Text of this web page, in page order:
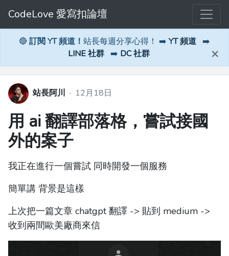
CodeLove 愛寫扣論壇
🔴 訂閱 YT 頻道！ 站長每週分享心得！ ➡️ YT 頻道 ➡️
LINE 社群 ➡️ DC 社群 ×
站長阿川 · 12月18日
用 ai 翻譯部落格，嘗試接國
外的案子
我正在進行一個嘗試 同時開發一個服務
簡單講 背景是這樣
上次把一篇文章 chatgpt 翻譯 -> 貼到 medium ->
收到兩間歐美廠商來信